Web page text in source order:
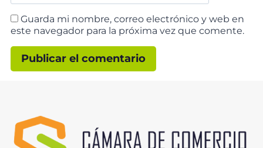
Guarda mi nombre, correo electrónico y web en
este navegador para la próxima vez que comente.